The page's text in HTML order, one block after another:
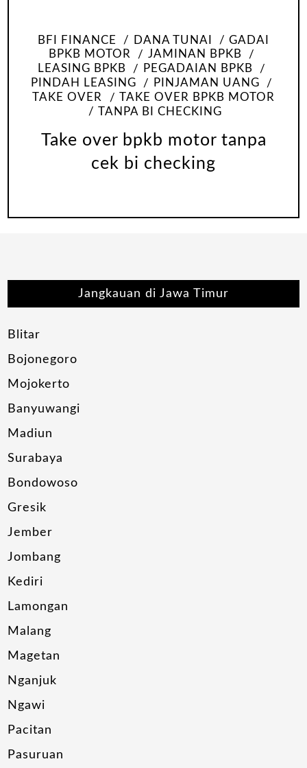
BFI FINANCE DANA TUNAI
GADAI
BPKB MOTOR
JAMINAN BPKB
LEASING BPKB
PEGADAIAN BPKB
PINDAH LEASING
PINJAMAN UANG
TAKE OVER
TAKE OVER BPKB MOTOR
TANPA BI CHECKING
Take over bpkb motor tanpa
cek bi checking
Jangkauan di Jawa Timur
Blitar
Bojonegoro
Mojokerto
Banyuwangi
Madiun
Surabaya
Bondowoso
Gresik
Jember
Jombang
Kediri
Lamongan
Malang
Magetan
Nganjuk
Ngawi
Pacitan
Pasuruan